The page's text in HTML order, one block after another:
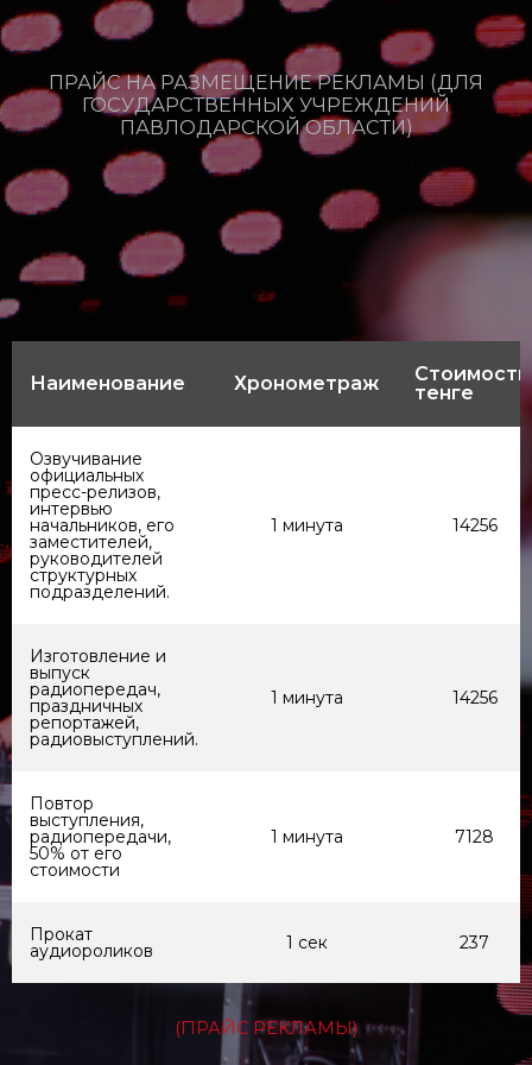
ПРАЙС НА РАЗМЕЩЕНИЕ РЕКЛАМЫ (ДЛЯ
ГОСУДАРСТВЕННЫХ УЧРЕЖДЕНИЙ
ПАВЛОДАРСКОЙ ОБЛАСТИ)
Наименование Хронометраж
тенге
Озвучивание
официальных
пресс-релизов,
интервью
начальников, его
заместителей,
руководителей
структурных
подразделений.
1 минута 14256
Изготовление и
выпуск
радиопередач,
праздничных
репортажей,
радиовыступлений.
1 минута 14256
Повтор
выступления,
радиопередачи,
50% от его
стоимости
1 минута 7128
Прокат
аудиороликов 1 сек 237
(ПРАЙС РЕКЛАМЫ)